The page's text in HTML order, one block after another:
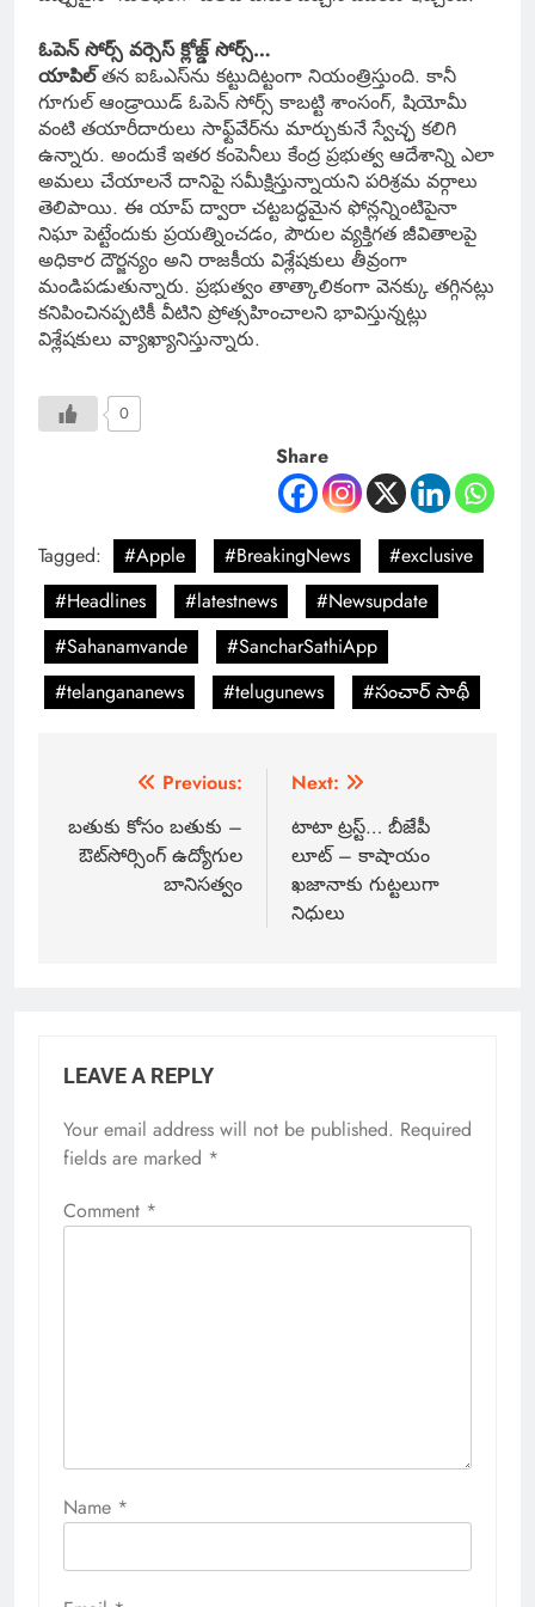
ఓపెన్ సోర్స్ వర్సెస్ క్లోజ్డ్ సోర్స్…
యాపిల్తన ఐఓఎస్‌ను కట్టుదిట్టంగా నియంత్రిస్తుంది. కానీ
గూగుల్ ఆండ్రాయిడ్ ఓపెన్ సోర్స్ కాబట్టి శాంసంగ్‌, షియోమీ
వంటి తయారీదారులు సాఫ్ట్‌వేర్‌ను మార్చుకునే స్వేచ్ఛ కలిగి
ఉన్నారు. అందుకే ఇతర కంపెనీలు కేంద్ర ప్రభుత్వ ఆదేశాన్ని ఎలా
అమలు చేయాలనే దానిపై సమీక్షిస్తున్నాయని పరిశ్రమ వర్గాలు
తెలిపాయి. ఈ యాప్ ద్వారా చట్టబద్ధమైన ఫోన్లన్నింటిపైనా
నిఘా పెట్టేందుకు ప్రయత్నించడం, పౌరుల వ్యక్తిగత జీవితాలపై
అధికార దౌర్జన్యం అని రాజకీయ విశ్లేషకులు తీవ్రంగా
మండిపడుతున్నారు. ప్రభుత్వం తాత్కాలికంగా వెనక్కు తగ్గినట్లు
కనిపించినప్పటికీ వీటిని ప్రోత్సహించాలని భావిస్తున్నట్లు
విశ్లేషకులు వ్యాఖ్యానిస్తున్నారు.
0
Share
Tagged: #Apple #BreakingNews
#exclusive
#Headlines
#latestnews
#Newsupdate
#Sahanamvande
#SancharSathiApp
#telangananews
#telugunews #సంచార్ సాథీ
Previous:
బతుకు కోసం బతుకు –
ఔట్‌సోర్సింగ్‌ ఉద్యోగుల
బానిసత్వం
Next:
టాటా ట్రస్ట్… బీజేపీ
లూట్ – కాషాయం
ఖజానాకు గుట్టలుగా
నిధులు
LEAVE A REPLY
Your email address will not be published. Required
fields are marked *
Comment *
Name *